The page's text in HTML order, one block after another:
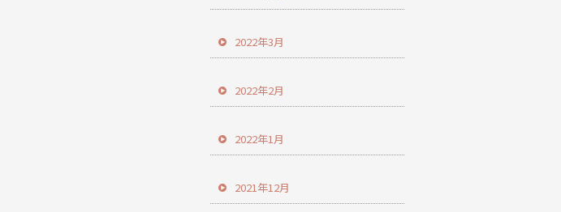
2022年3月
2022年2月
2022年1月
2021年12月